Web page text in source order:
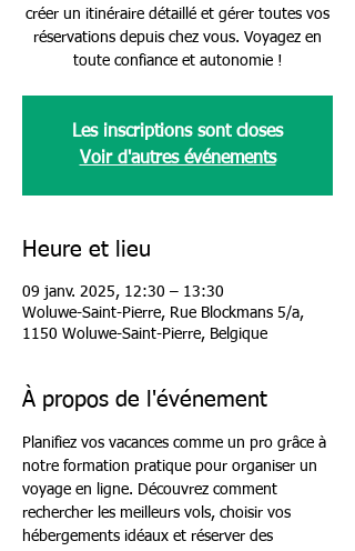
créer un itinéraire détaillé et gérer toutes vos
réservations depuis chez vous. Voyagez en
toute confiance et autonomie !
Les inscriptions sont closes
Voir d'autres événements
Heure et lieu
09 janv. 2025, 12:30 – 13:30
Woluwe-Saint-Pierre, Rue Blockmans 5/a,
1150 Woluwe-Saint-Pierre, Belgique
À propos de l'événement
Planifiez vos vacances comme un pro grâce à
notre formation pratique pour organiser un
voyage en ligne. Découvrez comment
rechercher les meilleurs vols, choisir vos
hébergements idéaux et réserver des